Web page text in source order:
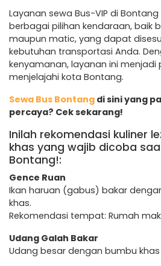
Layanan sewa Bus-VIP di
berbagai pilihan kendaraan, baik
maupun matic, yang dapat
kebutuhan transportasi Anda.
kenyamanan, layanan ini menjadi
menjelajahi kota Bontang.
Sewa Bus Bontang di sini yang
percaya? Cek sekarang!
Inilah rekomendasi kuliner
khas yang wajib dicoba
Bontang!:
Gence Ruan
Ikan haruan (gabus) bakar
khas.
Rekomendasi tempat: Rumah
Udang Galah Bakar
Udang besar dengan bumbu